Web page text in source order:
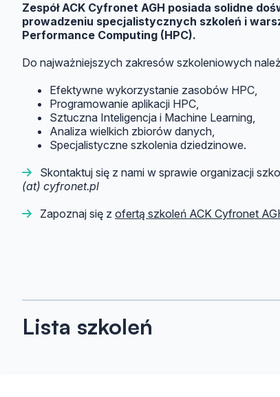
Zespół ACK Cyfronet AGH posiada solidne
prowadzeniu specjalistycznych szkoleń i
Performance Computing (HPC).
Do najważniejszych zakresów szkoleniowych
Efektywne wykorzystanie zasobów HPC,
Programowanie aplikacji HPC,
Sztuczna Inteligencja i Machine Learning,
Analiza wielkich zbiorów danych,
Specjalistyczne szkolenia dziedzinowe.
Skontaktuj się z nami w sprawie organizacji
(at) cyfronet.pl
Zapoznaj się z ofertą szkoleń ACK Cyfronet
Lista szkoleń